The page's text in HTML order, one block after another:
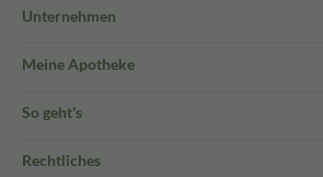
Unternehmen
Meine Apotheke
So geht's
Rechtliches